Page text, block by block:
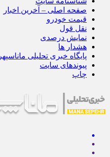
صفحه اصلی – آخرین اخبار
قیمت خودرو
نقل قول
نمایش درصدی
هشدار ها
پایگاه خبری تحلیلی ماناسپهر
پیوندهای سایت
چاپ